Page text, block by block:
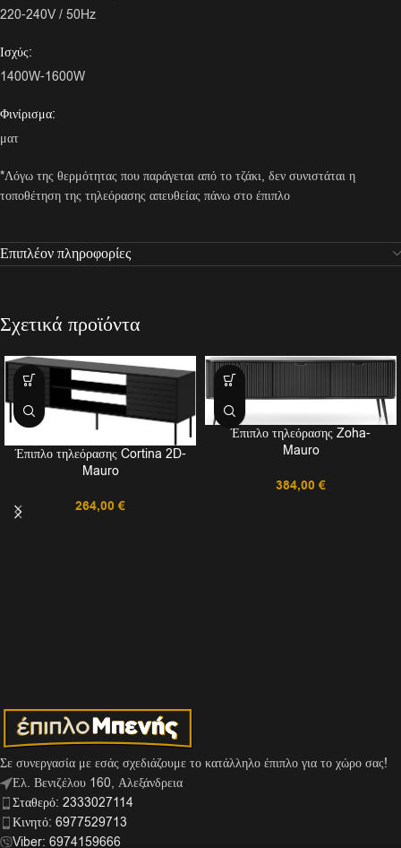
220-240V / 50Hz
Ισχύς:
1400W-1600W
Φινίρισμα:
ματ
*Λόγω της θερμότητας που παράγεται από το τζάκι, δεν συνιστάται η
τοποθέτηση της τηλεόρασης απευθείας πάνω στο έπιπλο
Επιπλέον πληροφορίες
Σχετικά προϊόντα
Έπιπλο τηλεόρασης Cortina 2D-
Mauro
264,00 €
Έπιπλο τηλεόρασης Zoha-
Mauro
384,00 €
Σε συνεργασία με εσάς σχεδιάζουμε το κατάλληλο έπιπλο για το χώρο σας!
Ελ. Βενιζέλου 160, Αλεξάνδρεια
Σταθερό: 2333027114
Κινητό: 6977529713
Viber: 6974159666